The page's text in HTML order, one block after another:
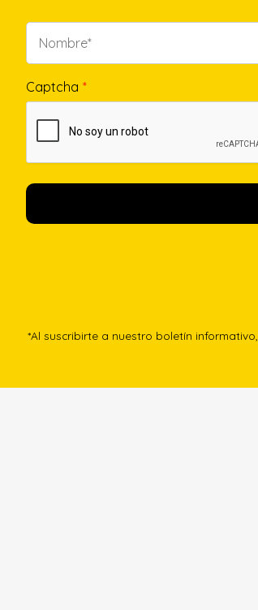
Captcha *
*Al suscribirte a nuestro boletín